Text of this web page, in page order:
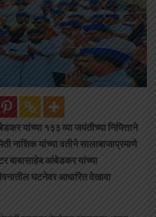
यांच्या १३३ व्या जयंतीच्या निमित्ताने
नाशिक यांच्या वतीने सालाबाजाप्रमाणे
बाबासाहेब आंबेडकर यांच्या
घटनेवर आधारित देखावा